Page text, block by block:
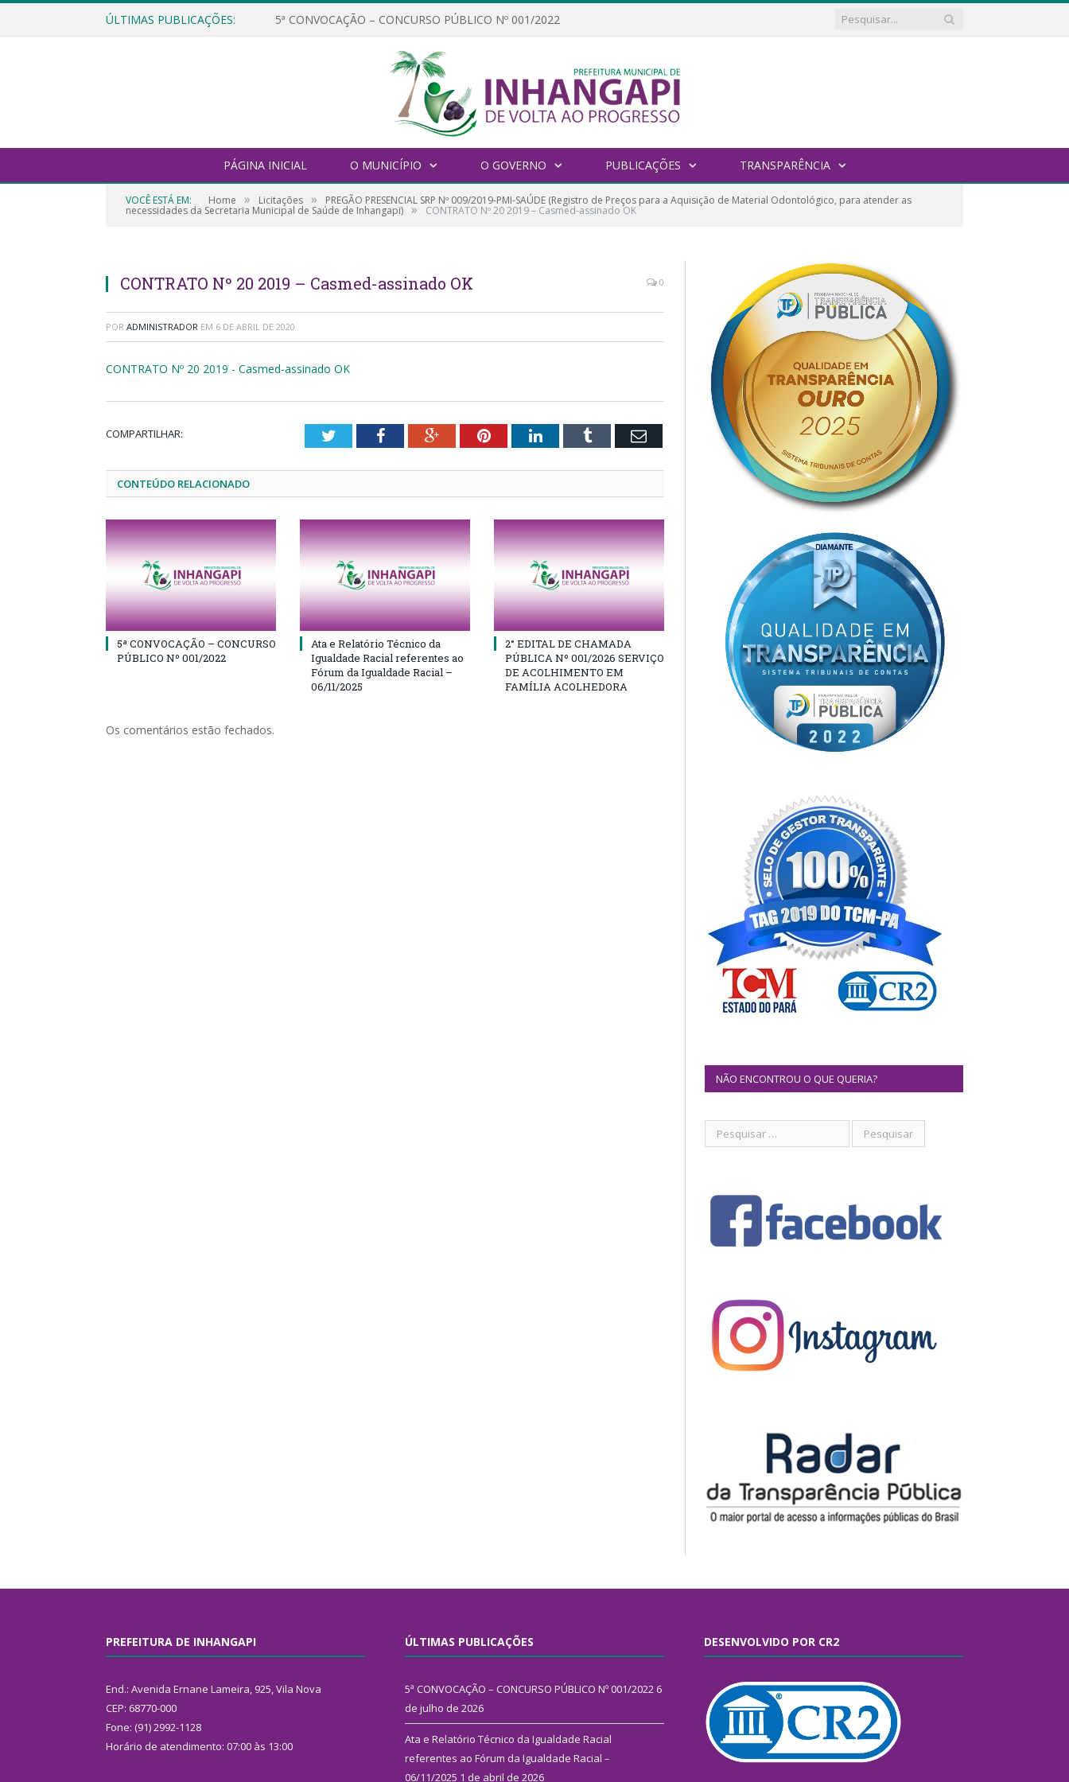
ÚLTIMAS PUBLICAÇÕES: 5ª CONVOCAÇÃO – CONCURSO PÚBLICO Nº 001/2022
PÁGINA INICIAL O MUNICÍPIO O GOVERNO PUBLICAÇÕES TRANSPARÊNCIA
VOCÊ ESTÁ EM: Home » Licitações » PREGÃO PRESENCIAL SRP Nº 009/2019-PMI-SAÚDE (Registro de Preços para a Aquisição de Material Odontológico, para atender as
necessidades da Secretaria Municipal de Saúde de Inhangapi) » CONTRATO Nº 20 2019 – Casmed-assinado OK
CONTRATO Nº 20 2019 – Casmed-assinado OK 0
POR ADMINISTRADOR EM 6 DE ABRIL DE 2020
CONTRATO Nº 20 2019 - Casmed-assinado OK
COMPARTILHAR: TwitterFacebookGoogle+PinterestLinkedInTumblr Email
CONTEÚDO RELACIONADO
5ª CONVOCAÇÃO – CONCURSO
PÚBLICO Nº 001/2022
Ata e Relatório Técnico da
Igualdade Racial referentes ao
Fórum da Igualdade Racial –
06/11/2025
2° EDITAL DE CHAMADA
PÚBLICA Nº 001/2026 SERVIÇO
DE ACOLHIMENTO EM
FAMÍLIA ACOLHEDORA
Os comentários estão fechados.
NÃO ENCONTROU O QUE QUERIA?
PREFEITURA DE INHANGAPI
End.: Avenida Ernane Lameira, 925, Vila Nova
CEP: 68770-000
Fone: (91) 2992-1128
Horário de atendimento: 07:00 às 13:00
ÚLTIMAS PUBLICAÇÕES
5ª CONVOCAÇÃO – CONCURSO PÚBLICO Nº 001/2022 6
de julho de 2026
Ata e Relatório Técnico da Igualdade Racial
referentes ao Fórum da Igualdade Racial –
06/11/2025 1 de abril de 2026
DESENVOLVIDO POR CR2